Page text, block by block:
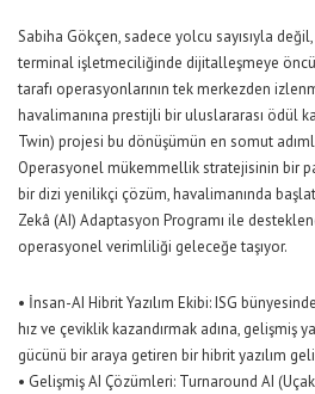
Sabiha Gökçen, sadece yolcu sayısıyla
terminal işletmeciliğinde dijitalleşmeye
tarafı operasyonlarının tek merkezden
havalimanına prestijli bir uluslararası ödül
Twin) projesi bu dönüşümün en somut adım
Operasyonel mükemmellik stratejisinin bir
bir dizi yenilikçi çözüm, havalimanında
Zekâ (AI) Adaptasyon Programı ile
operasyonel verimliliği geleceğe taşıyor.
• İnsan-AI Hibrit Yazılım Ekibi:ISG bünyesinde
hız ve çeviklik kazandırmak adına, gelişmiş
gücünü bir araya getiren birhibrit yazılım
• Gelişmiş AI Çözümleri: Turnaround AI